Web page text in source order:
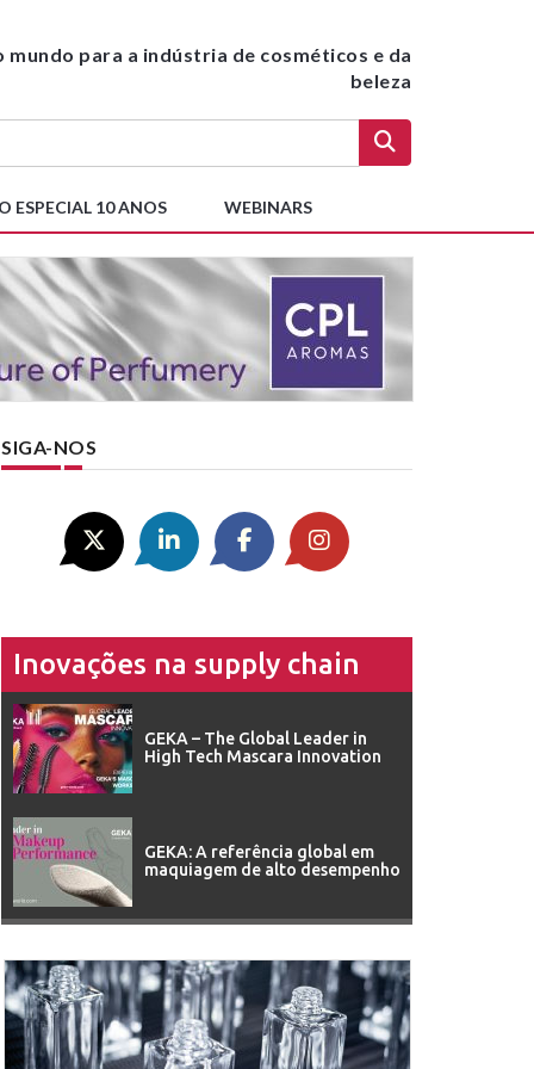
mundo para a indústria de cosméticos e da
beleza
ESPECIAL 10 ANOS WEBINARS
SIGA-NOS
Inovações na supply chain
GEKA – The Global Leader in
High Tech Mascara Innovation
GEKA: A referência global em
maquiagem de alto desempenho